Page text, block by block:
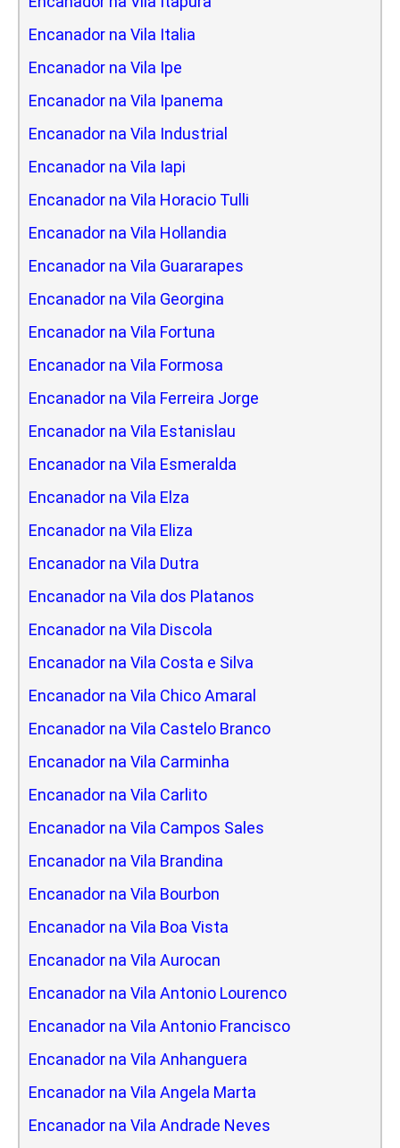
Encanador na Vila Italia
Encanador na Vila Ipe
Encanador na Vila Ipanema
Encanador na Vila Industrial
Encanador na Vila Iapi
Encanador na Vila Horacio Tulli
Encanador na Vila Hollandia
Encanador na Vila Guararapes
Encanador na Vila Georgina
Encanador na Vila Fortuna
Encanador na Vila Formosa
Encanador na Vila Ferreira Jorge
Encanador na Vila Estanislau
Encanador na Vila Esmeralda
Encanador na Vila Elza
Encanador na Vila Eliza
Encanador na Vila Dutra
Encanador na Vila dos Platanos
Encanador na Vila Discola
Encanador na Vila Costa e Silva
Encanador na Vila Chico Amaral
Encanador na Vila Castelo Branco
Encanador na Vila Carminha
Encanador na Vila Carlito
Encanador na Vila Campos Sales
Encanador na Vila Brandina
Encanador na Vila Bourbon
Encanador na Vila Boa Vista
Encanador na Vila Aurocan
Encanador na Vila Antonio Lourenco
Encanador na Vila Antonio Francisco
Encanador na Vila Anhanguera
Encanador na Vila Angela Marta
Encanador na Vila Andrade Neves